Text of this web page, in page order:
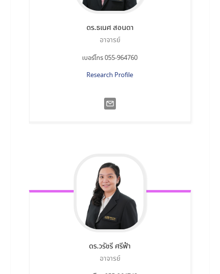
ดร.ธเนศสอนดา
อาจารย์
เบอร์โทร 055-964760
Research Profile
ดร.วรัชรี ศรีฟ้า
อาจารย์